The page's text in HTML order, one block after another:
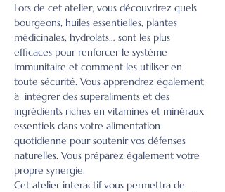
Lors de cet atelier, vous découvrirez quels
bourgeons, huiles essentielles, plantes
médicinales, hydrolats… sont les plus
efficaces pour renforcer le système
immunitaire et comment les utiliser en
toute sécurité. Vous apprendrez également
à  intégrer des superaliments et des
ingrédients riches en vitamines et minéraux
essentiels dans votre alimentation
quotidienne pour soutenir vos défenses
naturelles. Vous préparez également votre
propre synergie.
Cet atelier interactif vous permettra de